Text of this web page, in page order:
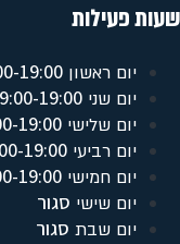
שעות פעילות
יום ראשון 19:00
יום שני 19:00
יום שלישי 19:00
יום רביעי 19:00
יום חמישי 19:00
יום שישי סגור
יום שבת סגור